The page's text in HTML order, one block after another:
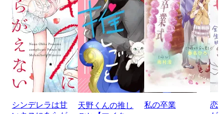
シンデレラは甘
天野くんの推し
私の卒業
恋